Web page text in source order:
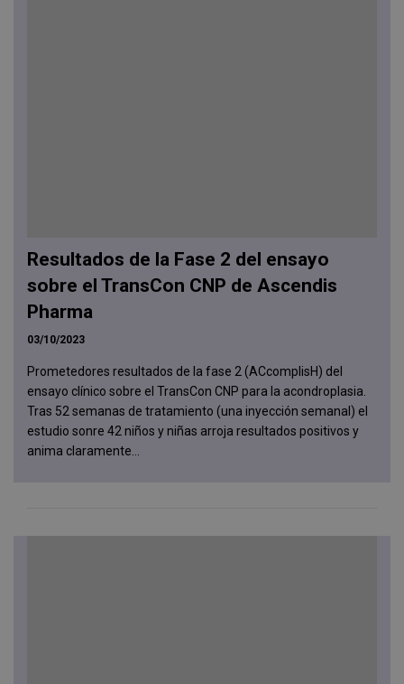
Resultados de la Fase 2 del ensayo
sobre el TransCon CNP de Ascendis
Pharma
03/10/2023
Prometedores resultados de la fase 2 (ACcomplisH) del
ensayo clínico sobre el TransCon CNP para la acondroplasia.
Tras 52 semanas de tratamiento (una inyección semanal) el
estudio sonre 42 niños y niñas arroja resultados positivos y
anima claramente...